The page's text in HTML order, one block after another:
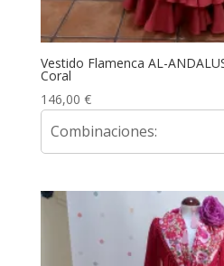
Vestido Flamenca AL-
Coral
146,00 €
Combinaciones: